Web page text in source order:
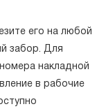
его на любой
забор. Для
накладной
в рабочие